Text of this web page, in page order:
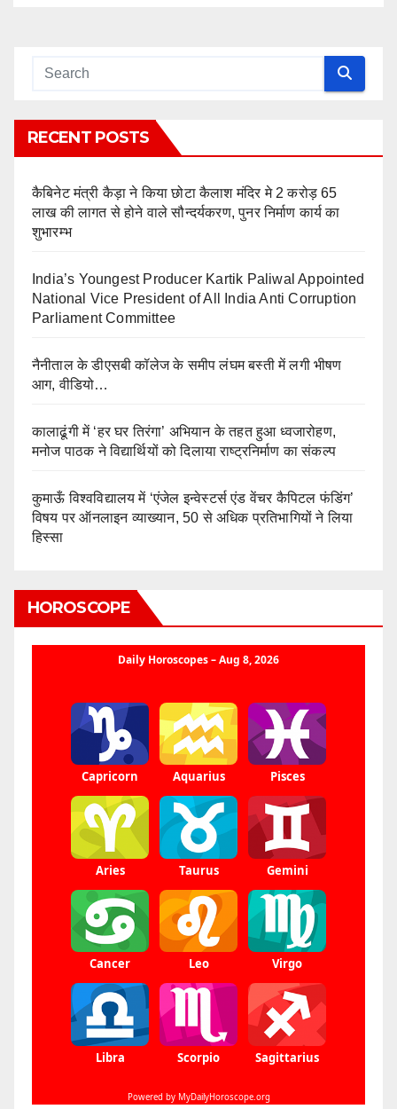
RECENT POSTS
कैबिनेट मंत्री कैड़ा ने किया छोटा कैलाश मंदिर मे 2 करोड़ 65
लाख की लागत से होने वाले सौन्दर्यकरण, पुनर निर्माण कार्य का
शुभारम्भ
India’s Youngest Producer Kartik Paliwal Appointed
National Vice President of All India Anti Corruption
Parliament Committee
नैनीताल के डीएसबी कॉलेज के समीप लंघम बस्ती में लगी भीषण
आग, वीडियो…
कालाढूंगी में ‘हर घर तिरंगा’ अभियान के तहत हुआ ध्वजारोहण,
मनोज पाठक ने विद्यार्थियों को दिलाया राष्ट्रनिर्माण का संकल्प
कुमाऊँ विश्वविद्यालय में ‘एंजेल इन्वेस्टर्स एंड वेंचर कैपिटल फंडिंग’
विषय पर ऑनलाइन व्याख्यान, 50 से अधिक प्रतिभागियों ने लिया
हिस्सा
HOROSCOPE